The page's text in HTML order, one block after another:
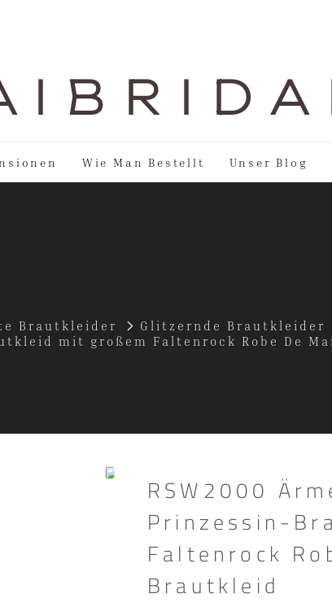
I B R I D A
Wie Man Bestellt Unser Blog
Brautkleider
Glitzernde Brautkleider
mit großem Faltenrock Robe De
RSW2000
Prinzessin-
Faltenrock
Brautkleid